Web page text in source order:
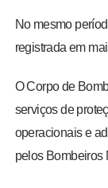
No mesmo
registrada em
O Corpo de
serviços de
operacionais e
pelos Bombeiros